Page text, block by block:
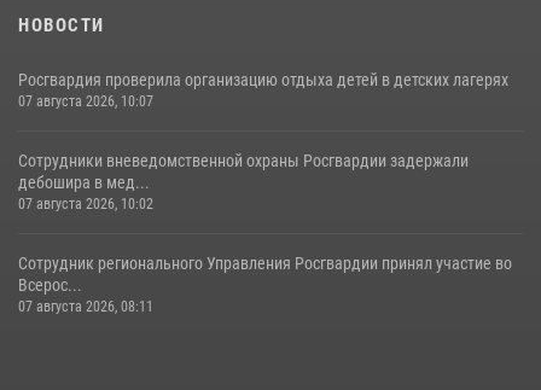
НОВОСТИ
Росгвардия проверила организацию отдыха детей в детских лагерях
07 августа 2026, 10:07
Сотрудники вневедомственной охраны Росгвардии задержали
дебошира в мед...
07 августа 2026, 10:02
Сотрудник регионального Управления Росгвардии принял участие во
Всерос...
07 августа 2026, 08:11